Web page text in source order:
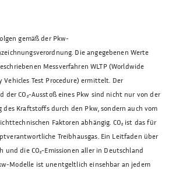
gemäß der Pkw-
Die angegebenen Werte
Messverfahren WLTP (Worldwide
Test Procedure) ermittelt. Der
der CO₂-Ausstoß eines Pkw sind nicht nur von der
Kraftstoffs durch den Pkw, sondern auch vom
Faktoren abhängig. CO₂ ist das für
Treibhausgas. Ein Leitfaden über
die CO₂-Emissionen aller in Deutschland
Modelle ist unentgeltlich einsehbar an jedem